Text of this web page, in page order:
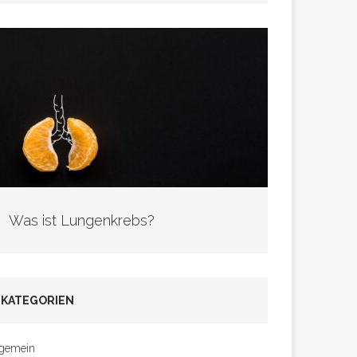
Was ist Lungenkrebs?
KATEGORIEN